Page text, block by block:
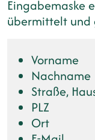
Eingabemaske
übermittelt und
Vorname
Nachname
Straße,
PLZ
Ort